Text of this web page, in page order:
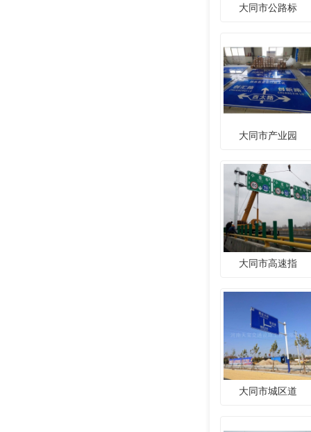
大同市公路标
大同市产业园
大同市高速指
大同市城区道